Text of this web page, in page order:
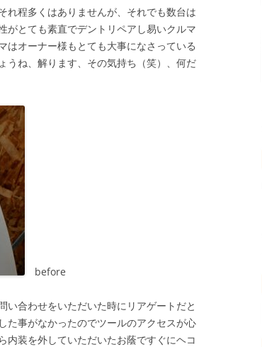
れ程多くはありませんが、それでも数台は
がとても素直でデントリペアし易いクルマ
はオーナー様もとても大事になさっている
うね、解ります、その気持ち（笑）、何だ
before
合わせをいただいた時にリアゲートだと
た事がなかったのでツールのアクセスが心
内装を外していただいたお蔭ですぐにヘコ